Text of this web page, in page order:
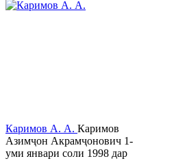
Каримов А. А. Каримов
Азимҷон Акрамҷонович 1-
уми январи соли 1998 дар